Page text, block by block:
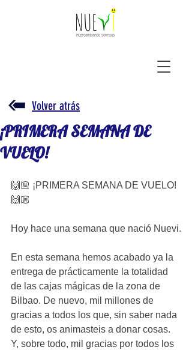
Volver atrás
¡PRIMERA SEMANA DE
VUELO!
🙌🏼 ¡PRIMERA SEMANA DE VUELO!
🙌🏼
Hoy hace una semana que nació Nuevi.
En esta semana hemos acabado ya la
entrega de prácticamente la totalidad
de las cajas mágicas de la zona de
Bilbao. De nuevo, mil millones de
gracias a todos los que, sin saber nada
de esto, os animasteis a donar cosas.
Y, sobre todo, mil gracias por todos los